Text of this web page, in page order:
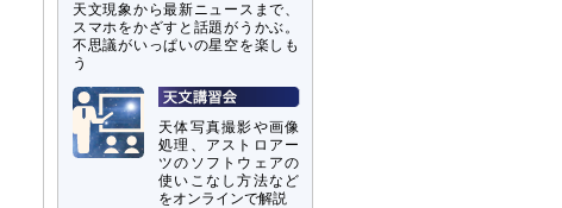
天文現象から最新ニュースまで、
スマホをかざすと話題がうかぶ。
不思議がいっぱいの星空を楽しも
う
天体写真撮影や画像
処理、アストロアー
ツのソフトウェアの
使いこなし方法など
をオンラインで解説